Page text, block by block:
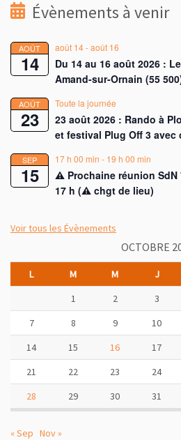
Évènements à venir
AOÛT
14
août 14-août 16
Du 14 au 16 août 2026 :
Amand-sur-Ornain (55
AOÛT
23
Toute la journée
23 août 2026 : Rando à
et festival Plug Off 3 avec
SEP
15
17 h 00 min - 19 h 00 min
⚠︎ Prochaine réunion SdN
17 h (⚠︎ chgt de lieu)
Voir tous les Évènements
OCTOBRE
L M M J
1
2 3
7
8 9 10
14
15 16 17
21
22 23 24
28
29 30 31
« Sep Nov »